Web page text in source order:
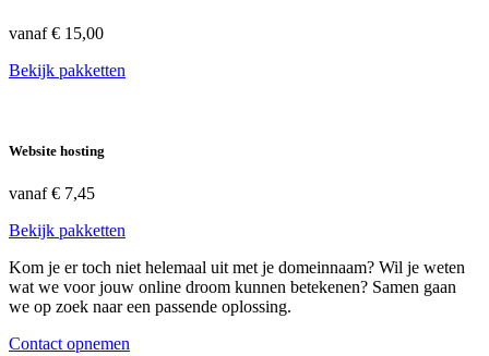
vanaf€ 15,00
Bekijk pakketten
Website hosting
vanaf€ 7,45
Bekijk pakketten
Kom je er toch niet helemaal uit met je domeinnaam? Wil je weten
wat we voor jouw online droom kunnen betekenen? Samen gaan
we op zoek naar een passende oplossing.
Contact opnemen